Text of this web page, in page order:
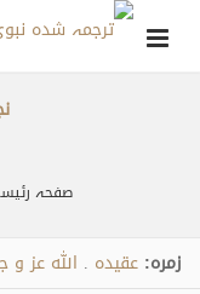
صفحہ
زمره: عقیدہ اللہ عز و